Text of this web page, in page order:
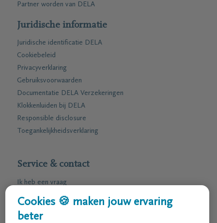
Partner worden van DELA
Juridische informatie
Juridische identificatie DELA
Cookiebeleid
Privacyverklaring
Gebruiksvoorwaarden
Documentatie DELA Verzekeringen
Klokkenluiden bij DELA
Responsible disclosure
Toegankelijkheidsverklaring
Service & contact
Ik heb een vraag
Ik wens een afspraak
Ik wens een brochure per post
Cookies 🍪 maken jouw ervaring
beter